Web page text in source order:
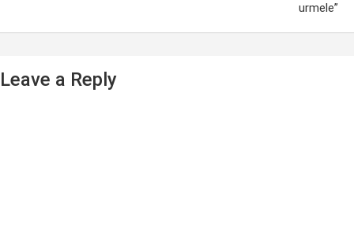
urmele”
Leave a Reply